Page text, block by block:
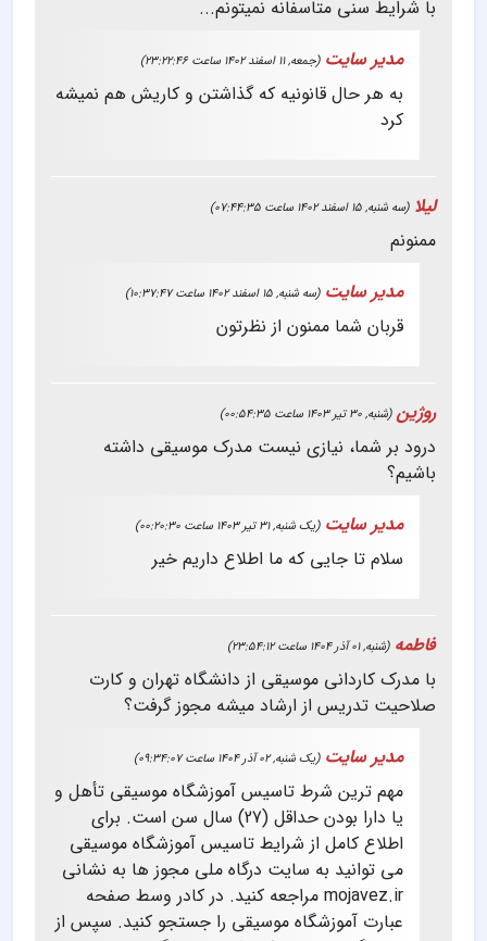
با شرایط سنی متاسفانه نمیتونم...
مدیر سایت (جمعه, 11 اسفند 1402 ساعت 23:22:46)
به هر حال قانونیه که گذاشتن و کاریش هم نمیشه
کرد
لیلا(سه شنبه, 15 اسفند 1402 ساعت 07:44:35)
ممنونم
مدیر سایت (سه شنبه, 15 اسفند 1402 ساعت 10:37:47)
قربان شما ممنون از نظرتون
روژین (شنبه, 30 تیر 1403 ساعت 00:54:35)
درود بر شما، نیازی نیست مدرک موسیقی داشته
باشیم؟
مدیر سایت (یک شنبه, 31 تیر 1403 ساعت 00:20:30)
سلام تا جایی که ما اطلاع داریم خیر
فاطمه (شنبه, 01 آذر 1404 ساعت 23:54:12)
با مدرک کاردانی موسیقی از دانشگاه تهران و کارت
صلاحیت تدریس از ارشاد میشه مجوز گرفت؟
مدیر سایت (یک شنبه, 02 آذر 1404 ساعت 09:34:07)
مهم ترین شرط تاسیس آموزشگاه موسیقی تأهل و
یا دارا بودن حداقل (27) سال سن است. برای
اطلاع کامل از شرایط تاسیس آموزشگاه موسیقی
می توانید به سایت درگاه ملی مجوز ها به نشانی
mojavez.ir مراجعه کنید. در کادر وسط صفحه
عبارت آموزشگاه موسیقی را جستجو کنید. سپس از